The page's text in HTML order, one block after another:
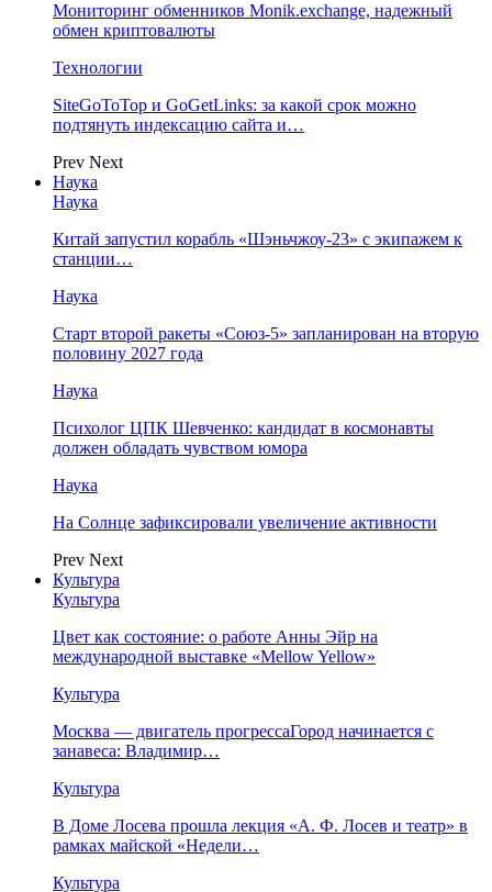
Мониторинг обменников Monik.exchange, надежный
обмен криптовалюты
Технологии
SiteGoToTop и GoGetLinks: за какой срок можно
подтянуть индексацию сайта и…
Prev Next
Наука
Наука
Китай запустил корабль «Шэньчжоу-23» с экипажем к
станции…
Наука
Старт второй ракеты «Союз-5» запланирован на вторую
половину 2027 года
Наука
Психолог ЦПК Шевченко: кандидат в космонавты
должен обладать чувством юмора
Наука
На Солнце зафиксировали увеличение активности
Prev Next
Культура
Культура
Цвет как состояние: о работе Анны Эйр на
международной выставке «Mellow Yellow»
Культура
Москва — двигатель прогрессаГород начинается с
занавеса: Владимир…
Культура
В Доме Лосева прошла лекция «А. Ф. Лосев и театр» в
рамках майской «Недели…
Культура